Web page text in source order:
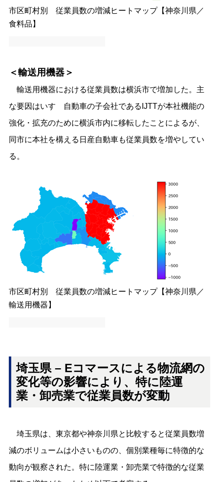
市区町村別 従業員数の増減ヒートマップ【神奈川県／
食料品】
＜輸送用機器＞
輸送用機器における従業員数は横浜市で増加した。主
な要因はいすゞ自動車の子会社であるIJTTが本社機能の
強化・拡充のために横浜市内に移転したことによるが、
同市に本社を構える日産自動車も従業員数を増やしてい
る。
市区町村別 従業員数の増減ヒートマップ【神奈川県／
輸送用機器】
埼玉県 – Eコマースによる物流網の
変化等の影響により、特に陸運
業・卸売業で従業員数が変動
埼玉県は、東京都や神奈川県と比較すると従業員数増
減のボリュームは小さいものの、個別業種毎に特徴的な
動向が観察された。特に陸運業・卸売業で特徴的な従業